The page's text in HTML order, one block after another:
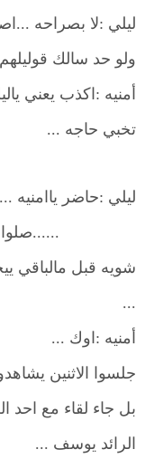
ليلي :لا بصراحه
ولو حد سالك
أمنيه :اكذب يعني
تخبي حاجه ...
ليلي :حاضر ياامنيه
......صلوا
شويه قبل مالباقي
...
أمنيه :اوك ...
جلسوا الاثنين
بل جاء لقاء مع
الرائد يوسف ...